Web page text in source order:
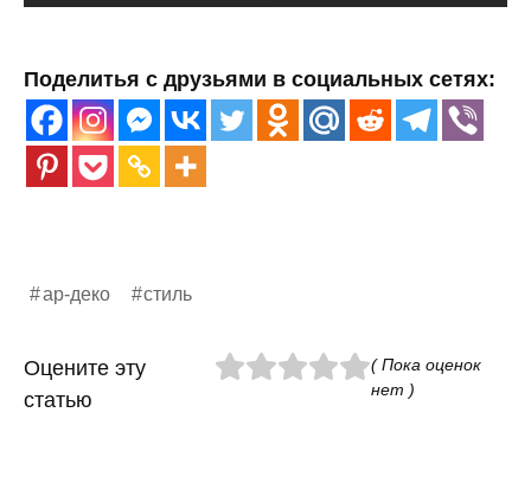
Поделитья с друзьями в социальных сетях:
ар-деко стиль
Оцените эту
статью
( Пока оценок
нет )